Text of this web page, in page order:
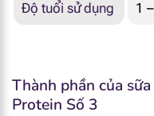
Độ tuổi sử dụng 1
Thành phần của
Protein Số 3